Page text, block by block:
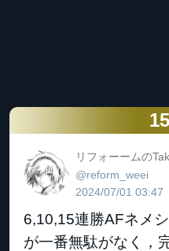
15
リフォーームの
@reform_weei
2024/07/01 03:47
6,10,15連勝AFネメ
が一番無駄がなく，